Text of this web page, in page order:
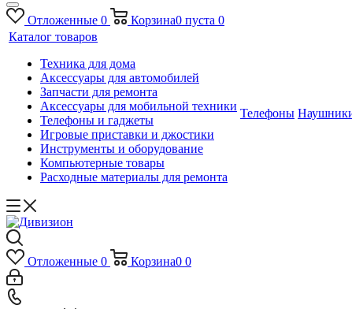
Отложенные 0 Корзина0 пуста 0
Каталог товаров
Техника для дома
Аксессуары для автомобилей
Запчасти для ремонта
Аксессуары для мобильной техники
Телефоны и гаджеты
Игровые приставки и джостики
Инструменты и оборудование
Компьютерные товары
Расходные материалы для ремонта
Телефоны
Отложенные 0 Корзина0 0